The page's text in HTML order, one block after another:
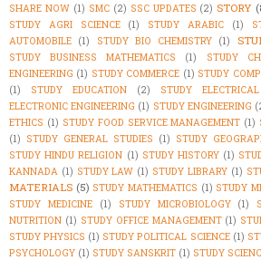
SHARE NOW (1) SMC (2) SSC UPDATES (2) STORY
STUDY AGRI SCIENCE
(1) STUDY ARABIC (1)
AUTOMOBILE (1) STUDY BIO CHEMISTRY (1)
STUDY BUSINESS MATHEMATICS (1) STUDY
ENGINEERING (1) STUDY COMMERCE (1) STUDY
(1)
STUDY EDUCATION (2) STUDY
ELECTRONIC ENGINEERING (1) STUDY ENGINEERING
ETHICS (1) STUDY FOOD SERVICE MANAGEMENT (1)
(1) STUDY GENERAL STUDIES (1) STUDY
STUDY HINDU RELIGION (1) STUDY HISTORY (1)
KANNADA (1) STUDY LAW (1) STUDY LIBRARY (1)
MATERIALS (5) STUDY MATHEMATICS (1) STUDY
STUDY MEDICINE
(1) STUDY MICROBIOLOGY (1)
NUTRITION (1) STUDY OFFICE MANAGEMENT (1)
STUDY PHYSICS (1) STUDY POLITICAL SCIENCE (1)
PSYCHOLOGY (1) STUDY SANSKRIT (1) STUDY